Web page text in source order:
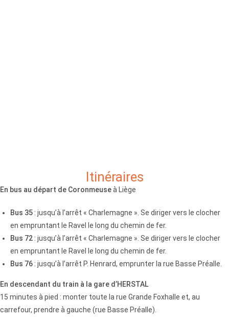
Itinéraires
En bus au départ de Coronmeuseà Liège
Bus 35 : jusqu’à l’arrêt « Charlemagne ». Se diriger vers le clocher
en empruntant le Ravel le long du chemin de fer.
Bus 72 : jusqu’à l’arrêt « Charlemagne ». Se diriger vers le clocher
en empruntant le Ravel le long du chemin de fer.
Bus 76 : jusqu’à l’arrêt P. Henrard, emprunter la rue Basse Préalle.
En descendant du train à la gare d’HERSTAL
15 minutes à pied : monter toute la rue Grande Foxhalle et, au
carrefour, prendre à gauche (rue Basse Préalle).